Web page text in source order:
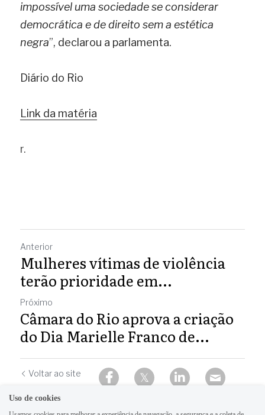
impossível uma sociedade se considerar
democrática e de direito sem a estética
negra”, declarou a parlamenta.
Diário do Rio
Link da matéria
r.
Anterior
Mulheres vítimas de violência
terão prioridade em...
Próximo
Câmara do Rio aprova a criação
do Dia Marielle Franco de...
Voltar ao site
Uso de cookies